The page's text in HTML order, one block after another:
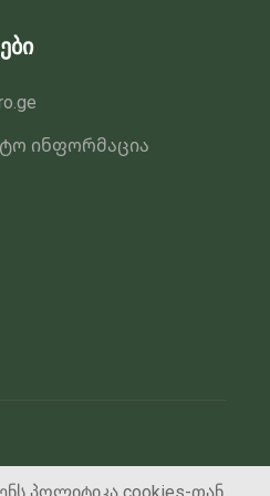
ინფორმაცია